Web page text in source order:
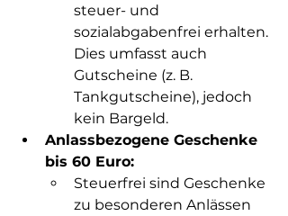
steuer- und
sozialabgabenfrei erhalten.
Dies umfasst auch
Gutscheine (z. B.
Tankgutscheine), jedoch
kein Bargeld.
Anlassbezogene Geschenke
bis 60 Euro:
Steuerfrei sind Geschenke
zu besonderen Anlässen